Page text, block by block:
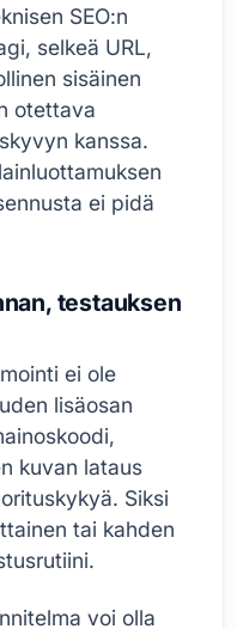
SEO:n
selkeä URL,
sisäinen
otettava
kanssa.
ei pidä
testauksen
ei ole
lisäosan
kuvan lataus
Siksi
tai kahden
voi olla